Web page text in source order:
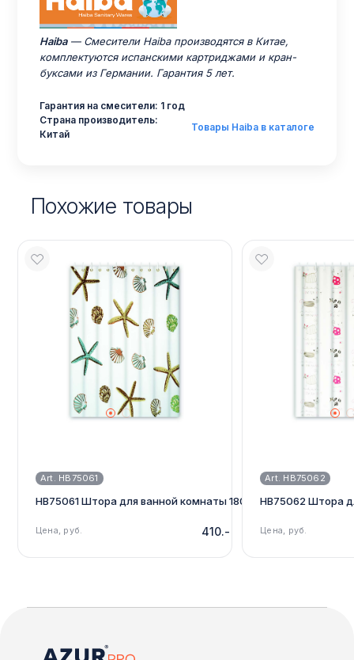
Haiba— Смесители Haiba производятся в Китае,
комплектуются испанскими картриджами и кран-
буксами из Германии. Гарантия 5 лет.
Гарантия на смесители: 1 год
Страна производитель:
Китай
Товары Haiba в каталоге
Похожие товары
Art. HB75061
HB75061 Штора для ванной комнаты 180см*180см, морская
Цена, руб. 410.-
Art. HB75062
HB75062 Штора
Цена, руб.